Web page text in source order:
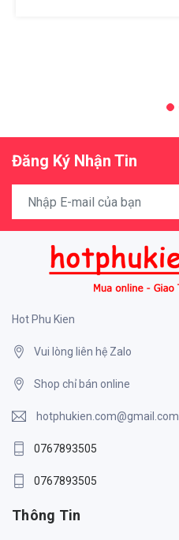
Đăng Ký Nhận Tin
Hot Phu Kien
Vui lòng liên hệ Zalo
Shop chỉ bán online
hotphukien.com@gmail.com
0767893505
0767893505
Thông Tin